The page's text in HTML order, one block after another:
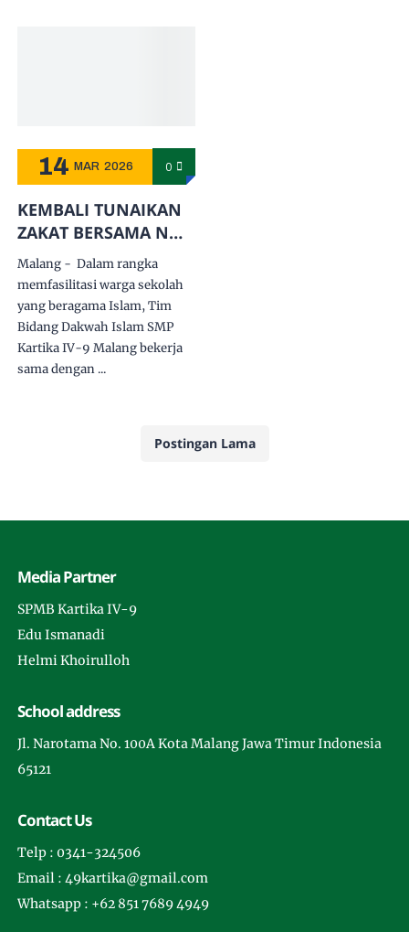
14 MAR 2026 0
KEMBALI TUNAIKAN
ZAKAT BERSAMA NU
CARE - LAZISNU KOTA
MALANG
Malang - Dalam rangka
memfasilitasi warga sekolah
yang beragama Islam, Tim
Bidang Dakwah Islam SMP
Kartika IV-9 Malang bekerja
sama dengan ...
Postingan Lama
Media Partner
SPMB Kartika IV-9
Edu Ismanadi
Helmi Khoirulloh
School address
Jl. Narotama No. 100A Kota Malang Jawa Timur Indonesia
65121
Contact Us
Telp : 0341-324506
Email : 49kartika@gmail.com
Whatsapp : +62 851 7689 4949